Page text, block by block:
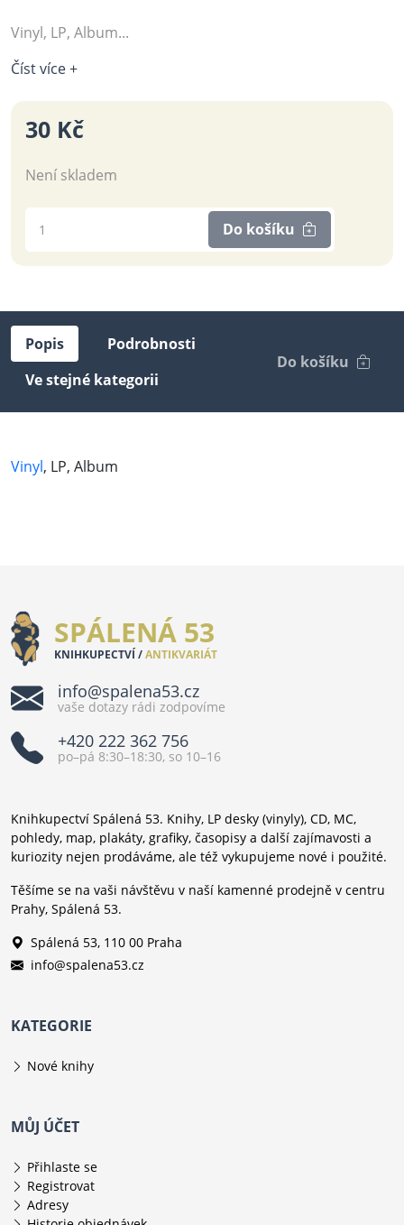
Vinyl, LP, Album...
Číst více +
30 Kč
Není skladem
Do košíku
Popis
Podrobnosti
Ve stejné kategorii
Do košíku
Vinyl, LP, Album
SPÁLENÁ 53
KNIHKUPECTVÍ /ANTIKVARIÁT
info@spalena53.cz
vaše dotazy rádi zodpovíme
+420 222 362 756
po–pá 8:30–18:30, so 10–16
Knihkupectví Spálená 53. Knihy, LP desky (vinyly), CD, MC,
pohledy, map, plakáty, grafiky, časopisy a další zajímavosti a
kuriozity nejen prodáváme, ale též vykupujeme nové i použité.
Těšíme se na vaši návštěvu v naší kamenné prodejně v centru
Prahy, Spálená 53.
Spálená 53, 110 00 Praha
info@spalena53.cz
KATEGORIE
Nové knihy
MŮJ ÚČET
Přihlaste se
Registrovat
Adresy